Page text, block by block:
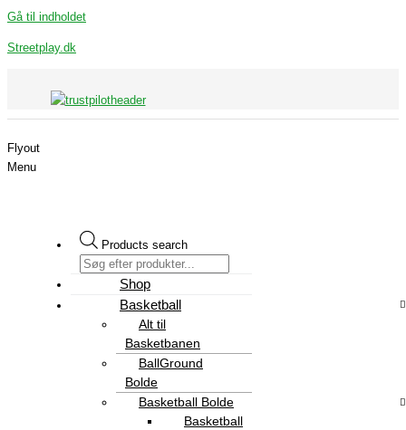
Gå til indholdet
Streetplay.dk
Flyout
Menu
Products search
Shop
Basketball
Alt til
Basketbanen
BallGround
Bolde
Basketball Bolde
Basketball